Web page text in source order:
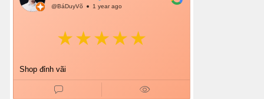
@BáDuyVõ 1 year ago
Shop đỉnh vãi